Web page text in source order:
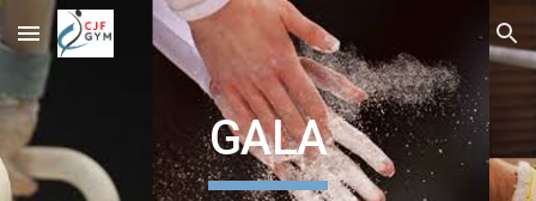
Skip to main content Skip to navigation
GALA